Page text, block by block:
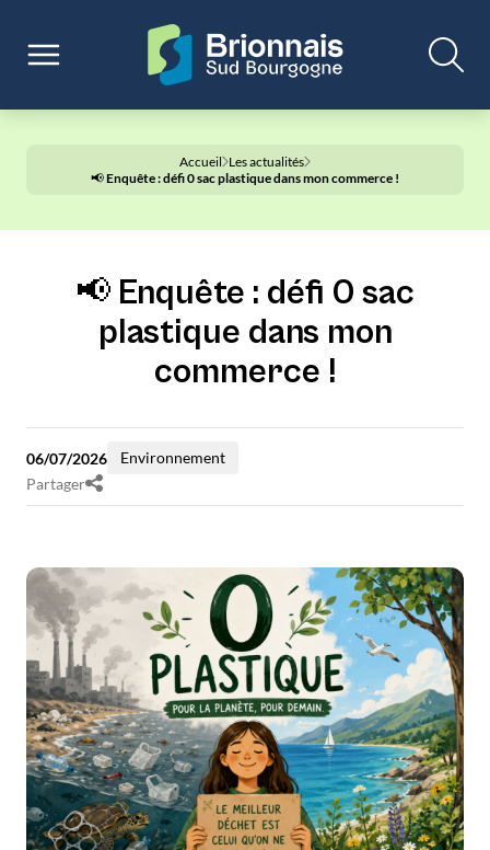
Accueil Les actualités
📢 Enquête : défi 0 sac plastique dans mon commerce !
📢 Enquête : défi 0 sac
plastique dans mon
commerce !
06/07/2026
Environnement
Partager